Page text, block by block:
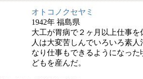
オトコノクセヤミ
1942年 福島県
大工が胃病で２ヶ月以上仕事
人は大変苦しんでいろいろ素
なり仕事もできるようになっ
どもを産んだ。